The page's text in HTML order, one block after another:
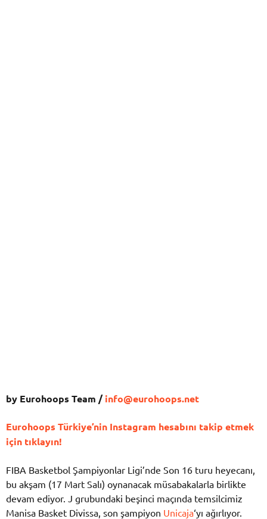
by Eurohoops Team /info@eurohoops.net
Eurohoops Türkiye’nin Instagram hesabını takip etmek
için tıklayın!
FIBA Basketbol Şampiyonlar Ligi’nde Son 16 turu heyecanı,
bu akşam (17 Mart Salı) oynanacak müsabakalarla birlikte
devam ediyor. J grubundaki beşinci maçında temsilcimiz
Manisa Basket Divissa, son şampiyon Unicaja‘yı ağırlıyor.